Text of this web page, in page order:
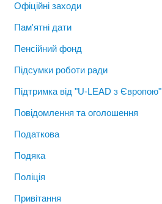
Офіційні заходи
Пам'ятні дати
Пенсійний фонд
Підсумки роботи ради
Підтримка від "U-LEAD з Європою"
Повідомлення та оголошення
Податкова
Подяка
Поліція
Привітання